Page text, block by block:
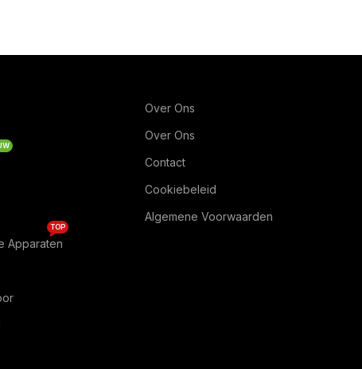
Apparaten
TOP
Over Ons
Over Ons
Contact
Cookiebeleid
Algemene Voorwaarden